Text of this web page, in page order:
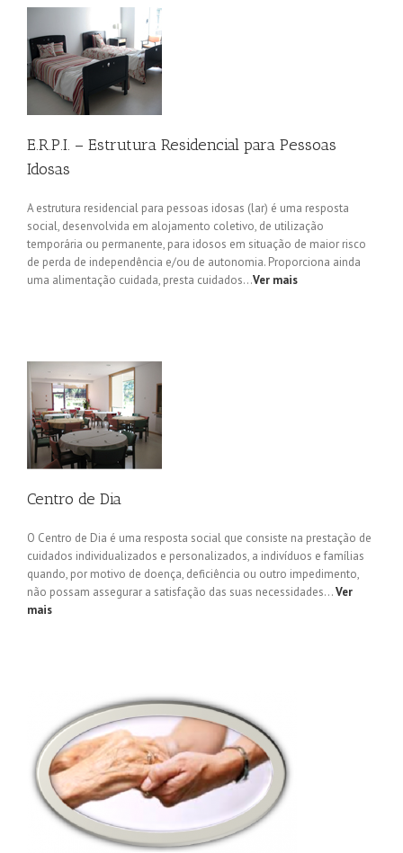
E.R.P.I. – Estrutura Residencial para Pessoas
Idosas
A estrutura residencial para pessoas idosas (lar) é uma resposta
social, desenvolvida em alojamento coletivo, de utilização
temporária ou permanente, para idosos em situação de maior risco
de perda de independência e/ou de autonomia. Proporciona ainda
uma alimentação cuidada, presta cuidados…Ver mais
Centro de Dia
O Centro de Dia é uma resposta social que consiste na prestação de
cuidados individualizados e personalizados, a indivíduos e famílias
quando, por motivo de doença, deficiência ou outro impedimento,
não possam assegurar a satisfação das suas necessidades…Ver
mais